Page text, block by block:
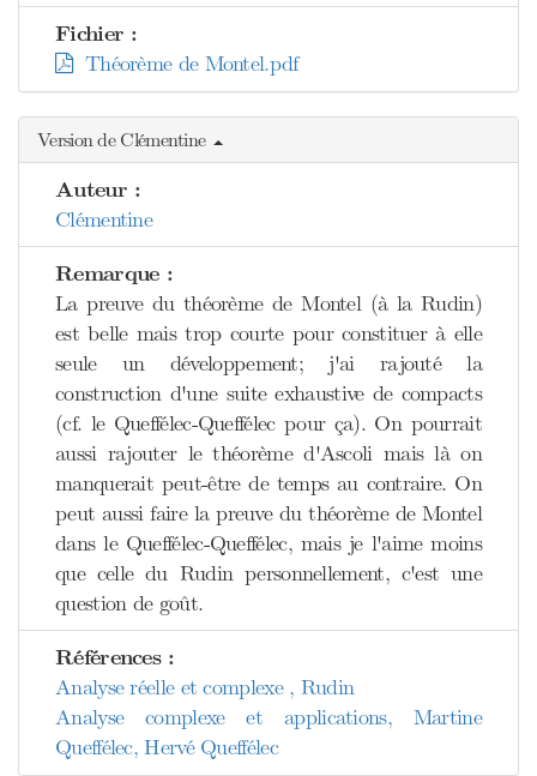
Fichier :
Théorème de Montel.pdf
Version de Clémentine
Auteur :
Clémentine
Remarque :
La preuve du théorème de Montel (à la Rudin)
est belle mais trop courte pour constituer à elle
seule un développement; j'ai rajouté la
construction d'une suite exhaustive de compacts
(cf. le Queffélec-Queffélec pour ça). On pourrait
aussi rajouter le théorème d'Ascoli mais là on
manquerait peut-être de temps au contraire. On
peut aussi faire la preuve du théorème de Montel
dans le Queffélec-Queffélec, mais je l'aime moins
que celle du Rudin personnellement, c'est une
question de goût.
Références :
Analyse réelle et complexe , Rudin
Analyse complexe et applications, Martine
Queffélec, Hervé Queffélec